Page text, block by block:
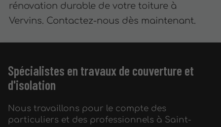
rénovation durable de votre toiture à
Vervins. Contactez-nous dès maintenant.
Spécialistes en travaux de couverture et
d'isolation
Nous travaillons pour le compte des
particuliers et des professionnels à Saint-